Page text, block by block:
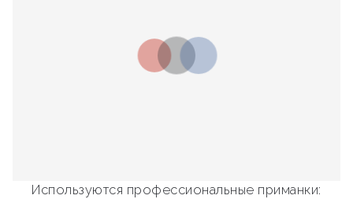
Используются профессиональные приманки: